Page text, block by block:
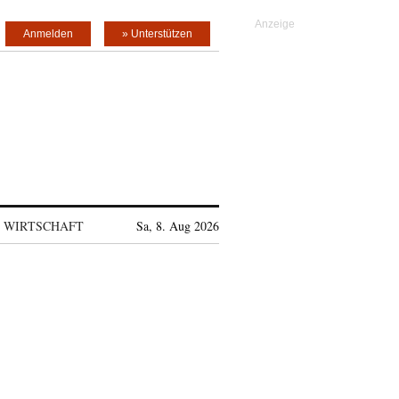
» Unterstützen
Anmelden
WIRTSCHAFT Sa, 8. Aug 2026